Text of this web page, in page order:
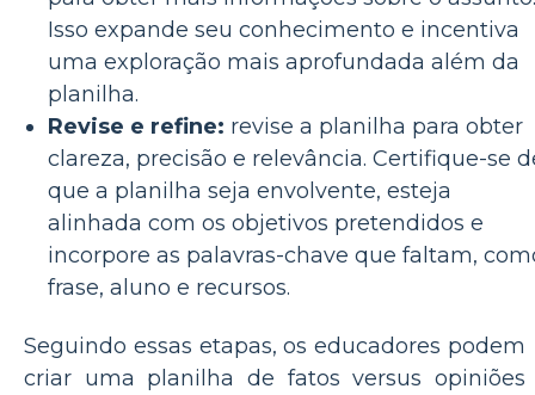
Isso expande seu conhecimento e incentiva
uma exploração mais aprofundada além da
planilha.
Revise e refine: revise a planilha para obter
clareza, precisão e relevância. Certifique-se
que a planilha seja envolvente, esteja
alinhada com os objetivos pretendidos e
incorpore as palavras-chave que faltam,
frase, aluno e recursos.
Seguindo essas etapas, os educadores podem
criar uma planilha de fatos versus opiniões